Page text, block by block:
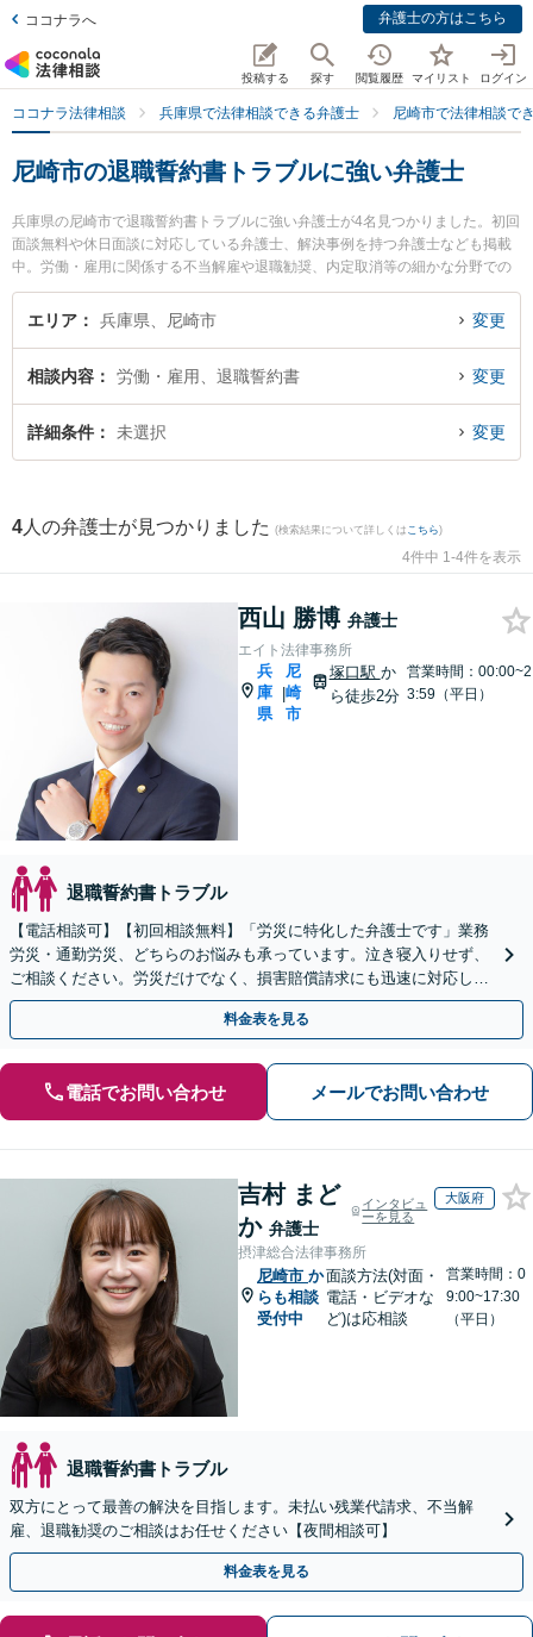
ココナラへ 弁護士の方はこちら
投稿する 探す 閲覧履歴 マイリスト ログイン
ココナラ法律相談 兵庫県で法律相談できる弁護士 尼崎市で法律相談で
尼崎市の退職誓約書トラブルに強い弁護士
兵庫県の尼崎市で退職誓約書トラブルに強い弁護士が4名見つかりました。初回
面談無料や休日面談に対応している弁護士、解決事例を持つ弁護士なども掲載
中。労働・雇用に関係する不当解雇や退職勧奨、内定取消等の細かな分野での
絞り込み検索もでき便利です。特にエイト法律事務所の西山 勝博弁護士やかつ
ら綜合法律事務所の桂 典之弁護士、園田法律事務所の井上 界弁護士のプロフィ
『退職誓約書トラブルのトラブル解決の実績豊富な近くの弁護士を検索した
い』『初回相談無料で退職誓約書トラブルを法律相談できる尼崎市内の弁護士
に相談予約したい』などでお困りの相談者さんにおすすめです。
エリア 兵庫県、尼崎市 変更
相談内容 労働・雇用、退職誓約書 変更
詳細条件 未選択 変更
4 人の弁護士が見つかりました (検索結果について詳しくは こちら)
4件中 1-4件を表示
西山 勝博 弁護士
エイト法律事務所
兵
庫
県
|
尼
崎
市
塚口駅 か
ら徒歩2分
営業時間：00:00~2
3:59（平日）
退職誓約書トラブル
【電話相談可】【初回相談無料】「労災に特化した弁護士です」業務
労災・通勤労災、どちらのお悩みも承っています。泣き寝入りせず、
ご相談ください。労災だけでなく、損害賠償請求にも迅速に対応しま
す【夜間・休日面談可】【完全個室】【塚口駅２分】
料金表を見る
電話でお問い合わせ メールでお問い合わせ
吉村 まど
か 弁護士
インタビュ
ーを見る
大阪府
摂津総合法律事務所
尼崎市 か
らも相談
受付中
面談方法(対面・
電話・ビデオな
ど)は応相談
営業時間：0
9:00~17:30
（平日）
退職誓約書トラブル
双方にとって最善の解決を目指します。未払い残業代請求、不当解
雇、退職勧奨のご相談はお任せください【夜間相談可】
料金表を見る